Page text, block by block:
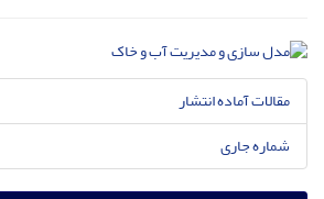
مقالات آماده انتشار
شماره جاری